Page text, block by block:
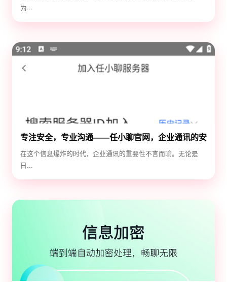
为...
专注安全，专业沟通——任小聊官网，企业通讯的安
全守护神
在这个信息爆炸的时代，企业通讯的重要性不言而喻。无论是
日...